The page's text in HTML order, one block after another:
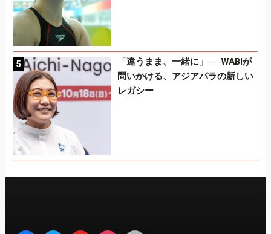
「違うまま、一緒に」──WABIが
問いかける、アジアパラの新しい
レガシー